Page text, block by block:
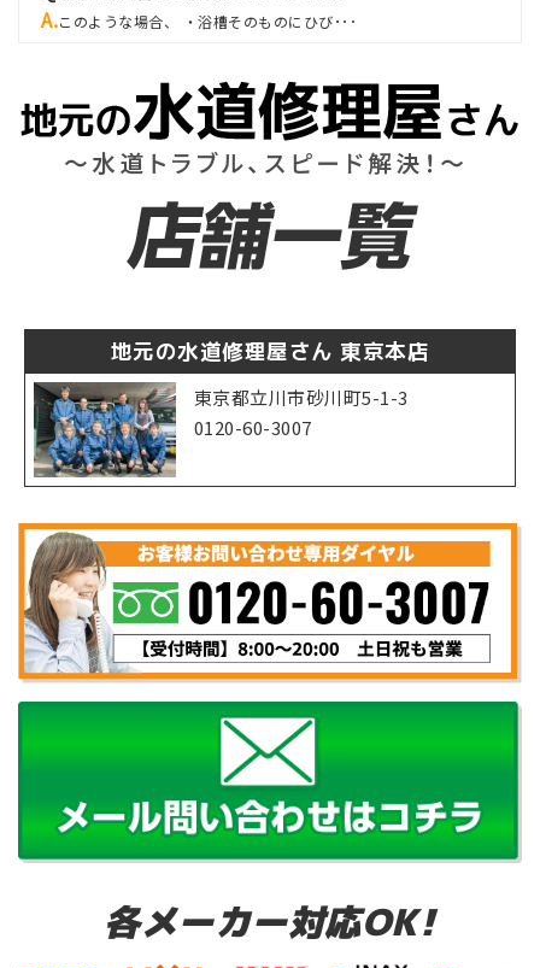
このような場合、 ・浴槽そのものにひび･･･
地元の水道修理屋さん 東京本店
東京都立川市砂川町5-1-3
0120-60-3007
各メーカー対応OK!